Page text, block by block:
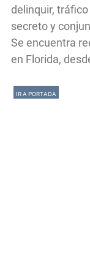
delinquir,
secreto y
Se encuentra
en Florida,
IR A PORTADA